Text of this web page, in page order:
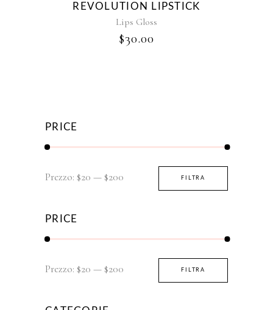
REVOLUTION LIPSTICK
Lips Gloss
$30.00
PRICE
Prezzo
Prezzo
FILTRA
Prezzo: $20 —$200
PRICE
Prezzo
Prezzo
FILTRA
Prezzo: $20 —$200